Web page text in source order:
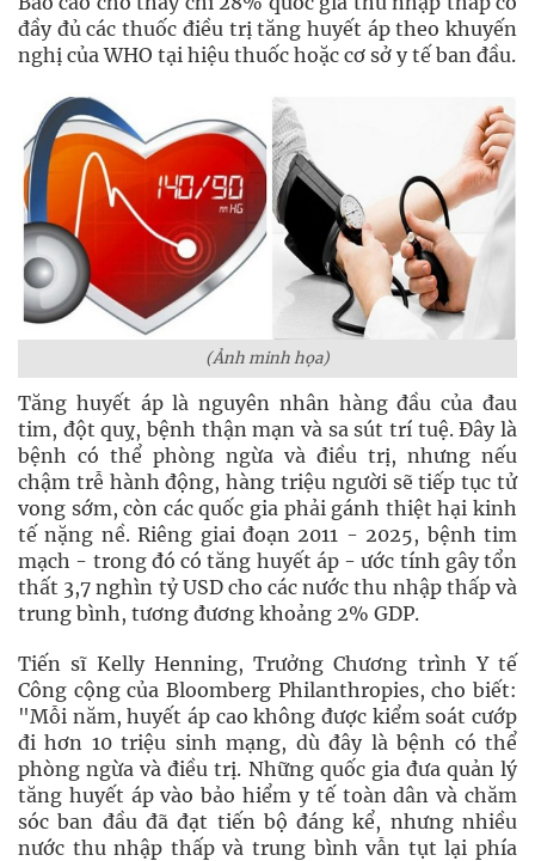
đầy đủ các thuốc điều trị tăng huyết áp theo khuyến
nghị của WHO tại hiệu thuốc hoặc cơ sở y tế ban đầu.
(Ảnh minh họa)
Tăng huyết áp là nguyên nhân hàng đầu của đau
tim, đột quỵ, bệnh thận mạn và sa sút trí tuệ. Đây là
bệnh có thể phòng ngừa và điều trị, nhưng nếu
chậm trễ hành động, hàng triệu người sẽ tiếp tục tử
vong sớm, còn các quốc gia phải gánh thiệt hại kinh
tế nặng nề. Riêng giai đoạn 2011 - 2025, bệnh tim
mạch - trong đó có tăng huyết áp - ước tính gây tổn
thất 3,7 nghìn tỷ USD cho các nước thu nhập thấp và
trung bình, tương đương khoảng 2% GDP.
Tiến sĩ Kelly Henning, Trưởng Chương trình Y tế
Công cộng của Bloomberg Philanthropies, cho biết:
"Mỗi năm, huyết áp cao không được kiểm soát cướp
đi hơn 10 triệu sinh mạng, dù đây là bệnh có thể
phòng ngừa và điều trị. Những quốc gia đưa quản lý
tăng huyết áp vào bảo hiểm y tế toàn dân và chăm
sóc ban đầu đã đạt tiến bộ đáng kể, nhưng nhiều
nước thu nhập thấp và trung bình vẫn tụt lại phía